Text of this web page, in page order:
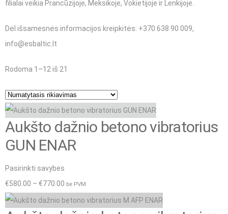
filialai veikia Prancūzijoje, Meksikoje, Vokietijoje ir Lenkijoje.
Dėl išsamesnės informacijos kreipkitės: +370 638 90 009,
info@esbaltic.lt
Rodoma 1–12 iš 21
Aukšto dažnio betono vibratorius
GUN ENAR
Pasirinkti savybes
product
has
€580.00 – €770.00 Price
range:
be PVM